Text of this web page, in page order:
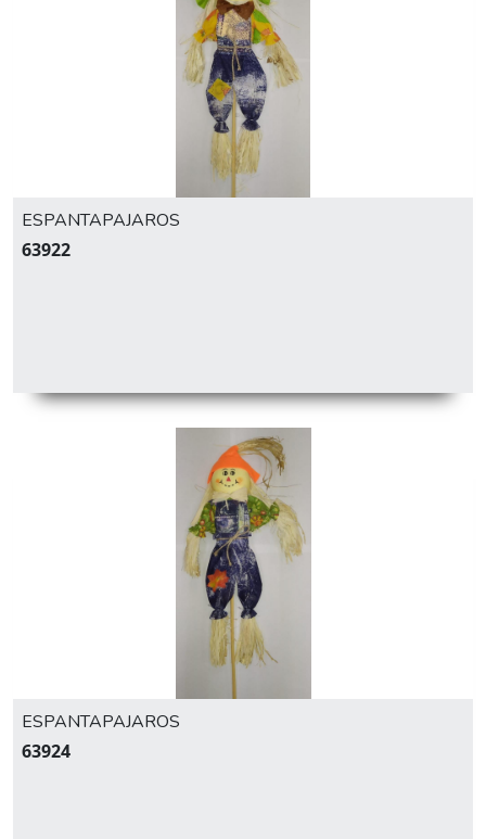
ESPANTAPAJAROS
63922
ESPANTAPAJAROS
63924